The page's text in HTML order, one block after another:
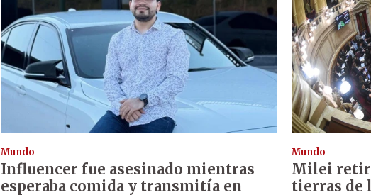
Mundo
Influencer fue asesinado mientras
esperaba comida y transmitía en
Mundo
Milei
tierras de